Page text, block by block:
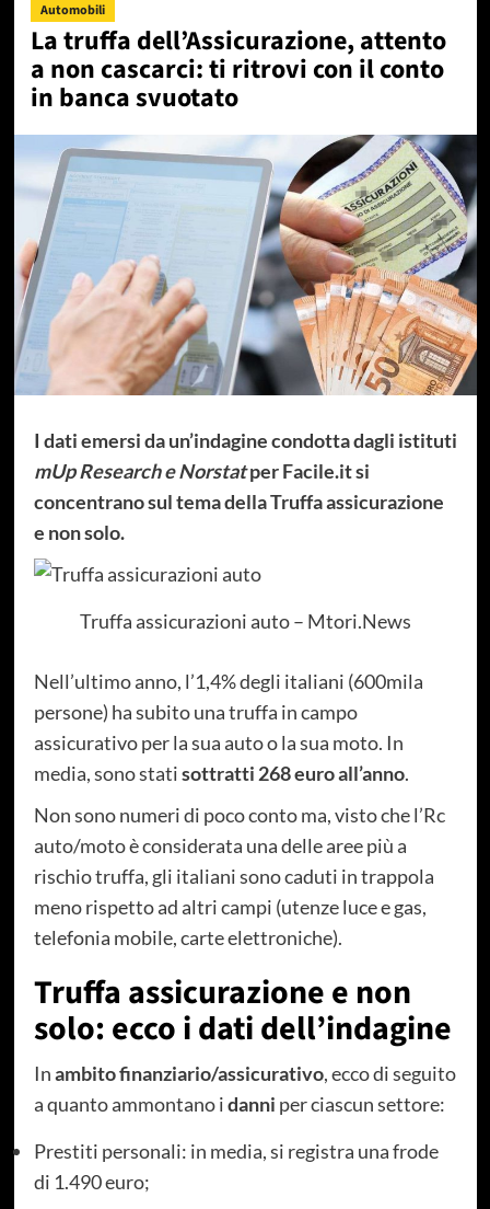
Automobili
La truffa dell’Assicurazione, attento
a non cascarci: ti ritrovi con il conto
in banca svuotato
I dati emersi da un’indagine condotta dagli istituti
mUp Research e Norstatper Facile.it si
concentrano sul tema della Truffa assicurazione
e non solo.
Truffa assicurazioni auto – Mtori.News
Nell’ultimo anno, l’1,4% degli italiani (600mila
persone) ha subito una truffa in campo
assicurativo per la sua auto o la sua moto. In
media, sono statisottratti 268 euro all’anno.
Non sono numeri di poco conto ma, visto che l’Rc
auto/moto è considerata una delle aree più a
rischio truffa, gli italiani sono caduti in trappola
meno rispetto ad altri campi (utenze luce e gas,
telefonia mobile, carte elettroniche).
Truffa assicurazione e non
solo: ecco i dati dell’indagine
Inambito finanziario/assicurativo, ecco di seguito
a quanto ammontano idanni per ciascun settore:
Prestiti personali: in media, si registra una frode
di 1.490 euro;